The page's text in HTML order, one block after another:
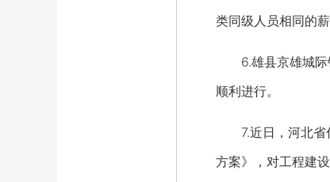
类同级人员相同的
6.雄县京雄城际
顺利进行。
7.近日，河北省住
方案》，对工程建